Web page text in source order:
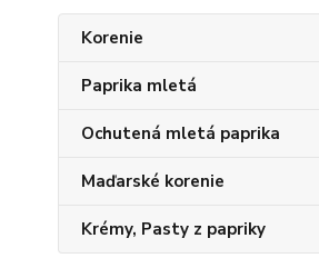
Korenie
Paprika mletá
Ochutená mletá paprika
Maďarské korenie
Krémy, Pasty z papriky